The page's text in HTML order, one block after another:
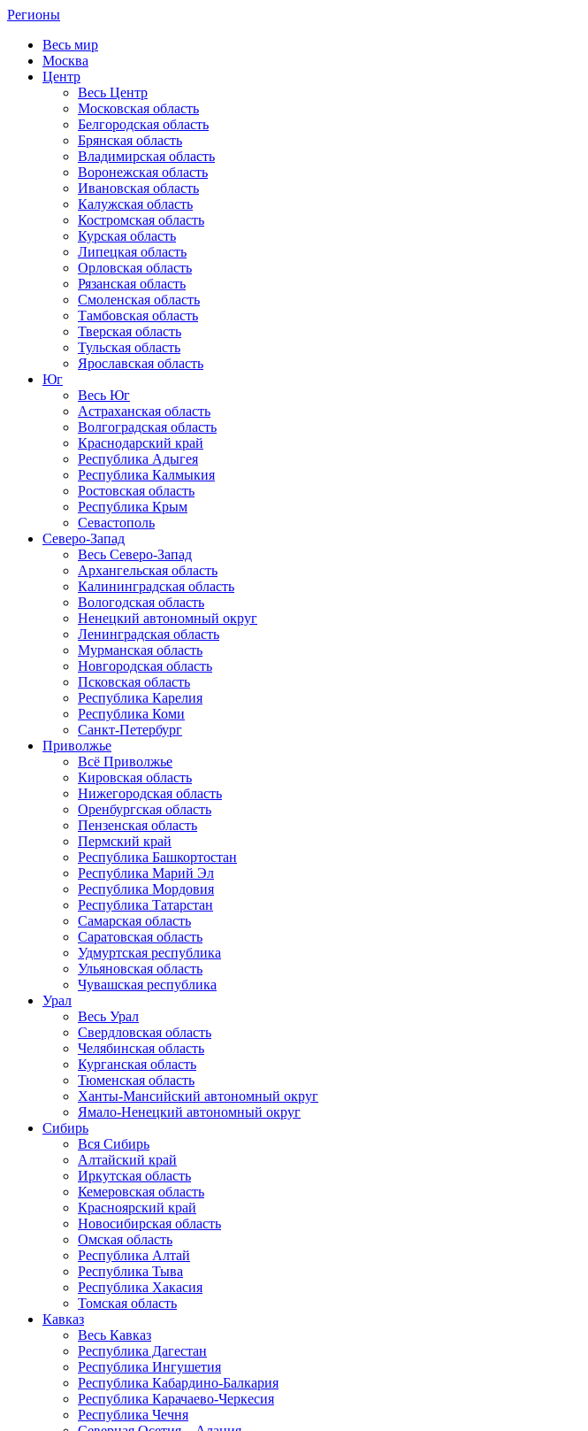
Регионы
Весь мир
Москва
Центр
Весь Центр
Московская область
Белгородская область
Брянская область
Владимирская область
Воронежская область
Ивановская область
Калужская область
Костромская область
Курская область
Липецкая область
Орловская область
Рязанская область
Смоленская область
Тамбовская область
Тверская область
Тульская область
Ярославская область
Юг
Весь Юг
Астраханская область
Волгоградская область
Краснодарский край
Республика Адыгея
Республика Калмыкия
Ростовская область
Республика Крым
Севастополь
Северо-Запад
Весь Северо-Запад
Архангельская область
Калининградская область
Вологодская область
Ненецкий автономный округ
Ленинградская область
Мурманская область
Новгородская область
Псковская область
Республика Карелия
Республика Коми
Санкт-Петербург
Приволжье
Всё Приволжье
Кировская область
Нижегородская область
Оренбургская область
Пензенская область
Пермский край
Республика Башкортостан
Республика Марий Эл
Республика Мордовия
Республика Татарстан
Самарская область
Саратовская область
Удмуртская республика
Ульяновская область
Чувашская республика
Урал
Весь Урал
Свердловская область
Челябинская область
Курганская область
Тюменская область
Ханты-Мансийский автономный округ
Ямало-Ненецкий автономный округ
Сибирь
Вся Сибирь
Алтайский край
Иркутская область
Кемеровская область
Красноярский край
Новосибирская область
Омская область
Республика Алтай
Республика Тыва
Республика Хакасия
Томская область
Кавказ
Весь Кавказ
Республика Дагестан
Республика Ингушетия
Республика Кабардино-Балкария
Республика Карачаево-Черкесия
Республика Чечня